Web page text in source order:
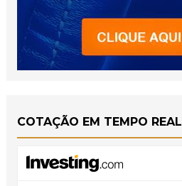
COTAÇÃO EM TEMPO REAL